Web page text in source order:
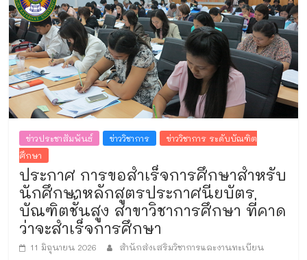
ข่าวประชาสัมพันธ์ ข่าววิชาการ
ข่าววิชาการ ระดับบัณฑิต
ศึกษา
ประกาศ การขอสำเร็จการศึกษาสำหรับ
นักศึกษาหลักสูตรประกาศนียบัตร
บัณฑิตชั้นสูง สาขาวิชาการศึกษา ที่คาด
ว่าจะสำเร็จการศึกษา
11 มิถุนายน 2026 สำนักส่งเสริมวิชาการและงานทะเบียน